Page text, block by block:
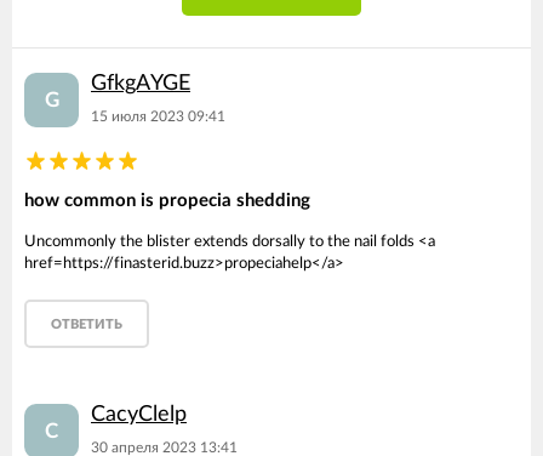
G
GfkgAYGE
15 июля 2023 09:41
how common is propecia shedding
Uncommonly the blister extends dorsally to the nail folds <a
href=https://finasterid.buzz>propeciahelp</a>
ОТВЕТИТЬ
C
CacyClelp
30 апреля 2023 13:41